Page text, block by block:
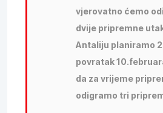
vjerovatno ćemo
dvije pripremne
Antaliju planiramo
povratak
da za vrijeme
odigramo tri